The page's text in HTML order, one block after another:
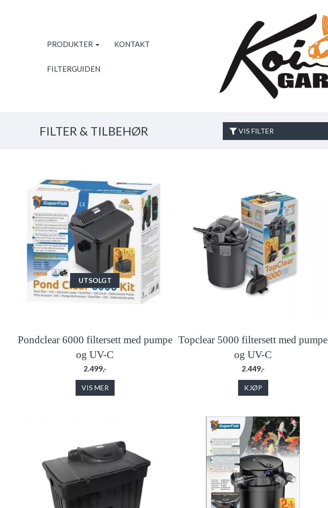
PRODUKTER KONTAKT
FILTERGUIDEN
FILTER & TILBEHØR VIS FILTER
UTSOLGT
Pondclear 6000 filtersett med pumpe
og UV-C
2.499,-
VIS MER
Topclear 5000 filtersett med pumpe
og UV-C
2.449,-
KJØP